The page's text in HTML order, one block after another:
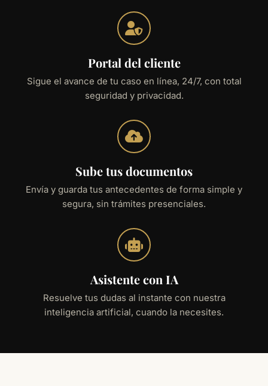
Portal del cliente
Sigue el avance de tu caso en línea, 24/7, con total
seguridad y privacidad.
Sube tus documentos
Envía y guarda tus antecedentes de forma simple y
segura, sin trámites presenciales.
Asistente con IA
Resuelve tus dudas al instante con nuestra
inteligencia artificial, cuando la necesites.